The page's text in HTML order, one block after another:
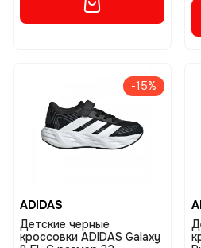
-15%
ADIDAS
Детские черные
кроссовки ADIDAS Galaxy